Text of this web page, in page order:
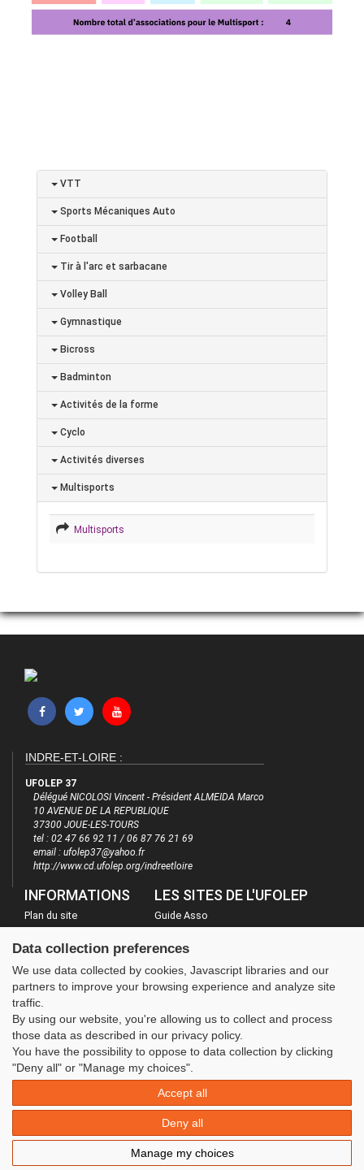
VTT
Sports Mécaniques Auto
Football
Tir à l'arc et sarbacane
Volley Ball
Gymnastique
Bicross
Badminton
Activités de la forme
Cyclo
Activités diverses
Multisports
Multisports
INDRE-ET-LOIRE :
UFOLEP 37
Délégué NICOLOSI Vincent - Président ALMEIDA Marco
10 AVENUE DE LA REPUBLIQUE
37300 JOUE-LES-TOURS
tel : 02 47 66 92 11 / 06 87 76 21 69
email : ufolep37@yahoo.fr
http://www.cd.ufolep.org/indreetloire
INFORMATIONS
Plan du site
Mentions légales
Administration
LES SITES DE L'UFOLEP
Guide Asso
Inscriptions évènements
© 2020 UFOLEP . All rights reserved | Design by
Data collection preferences
We use data collected by cookies, Javascript libraries and our
partners to improve your browsing experience and analyze site
traffic.
By using our website, you're allowing us to collect and process
those data as described in our privacy policy.
You have the possibility to oppose to data collection by clicking
"Deny all" or "Manage my choices".
Accept all
Deny all
Manage my choices